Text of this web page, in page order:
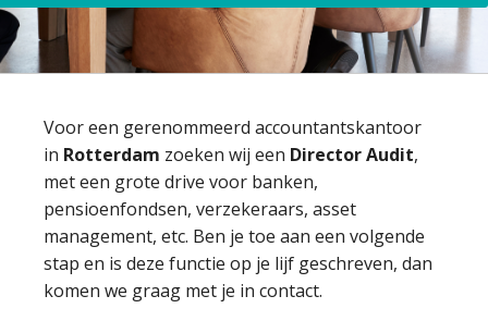
Voor een gerenommeerd accountantskantoor
in Rotterdam zoeken wij een Director Audit,
met een grote drive voor banken,
pensioenfondsen, verzekeraars, asset
management, etc. Ben je toe aan een volgende
stap en is deze functie op je lijf geschreven, dan
komen we graag met je in contact.